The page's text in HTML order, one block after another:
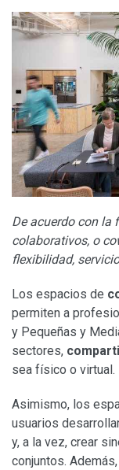
De acuerdo con la
colaborativos, o
flexibilidad,
Los espacios de
permiten a
y Pequeñas y
sectores,
sea físico o virtual.
Asimismo, los
usuarios
y, a la vez, crear
conjuntos.